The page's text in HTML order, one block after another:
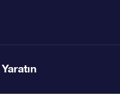
Yaratın